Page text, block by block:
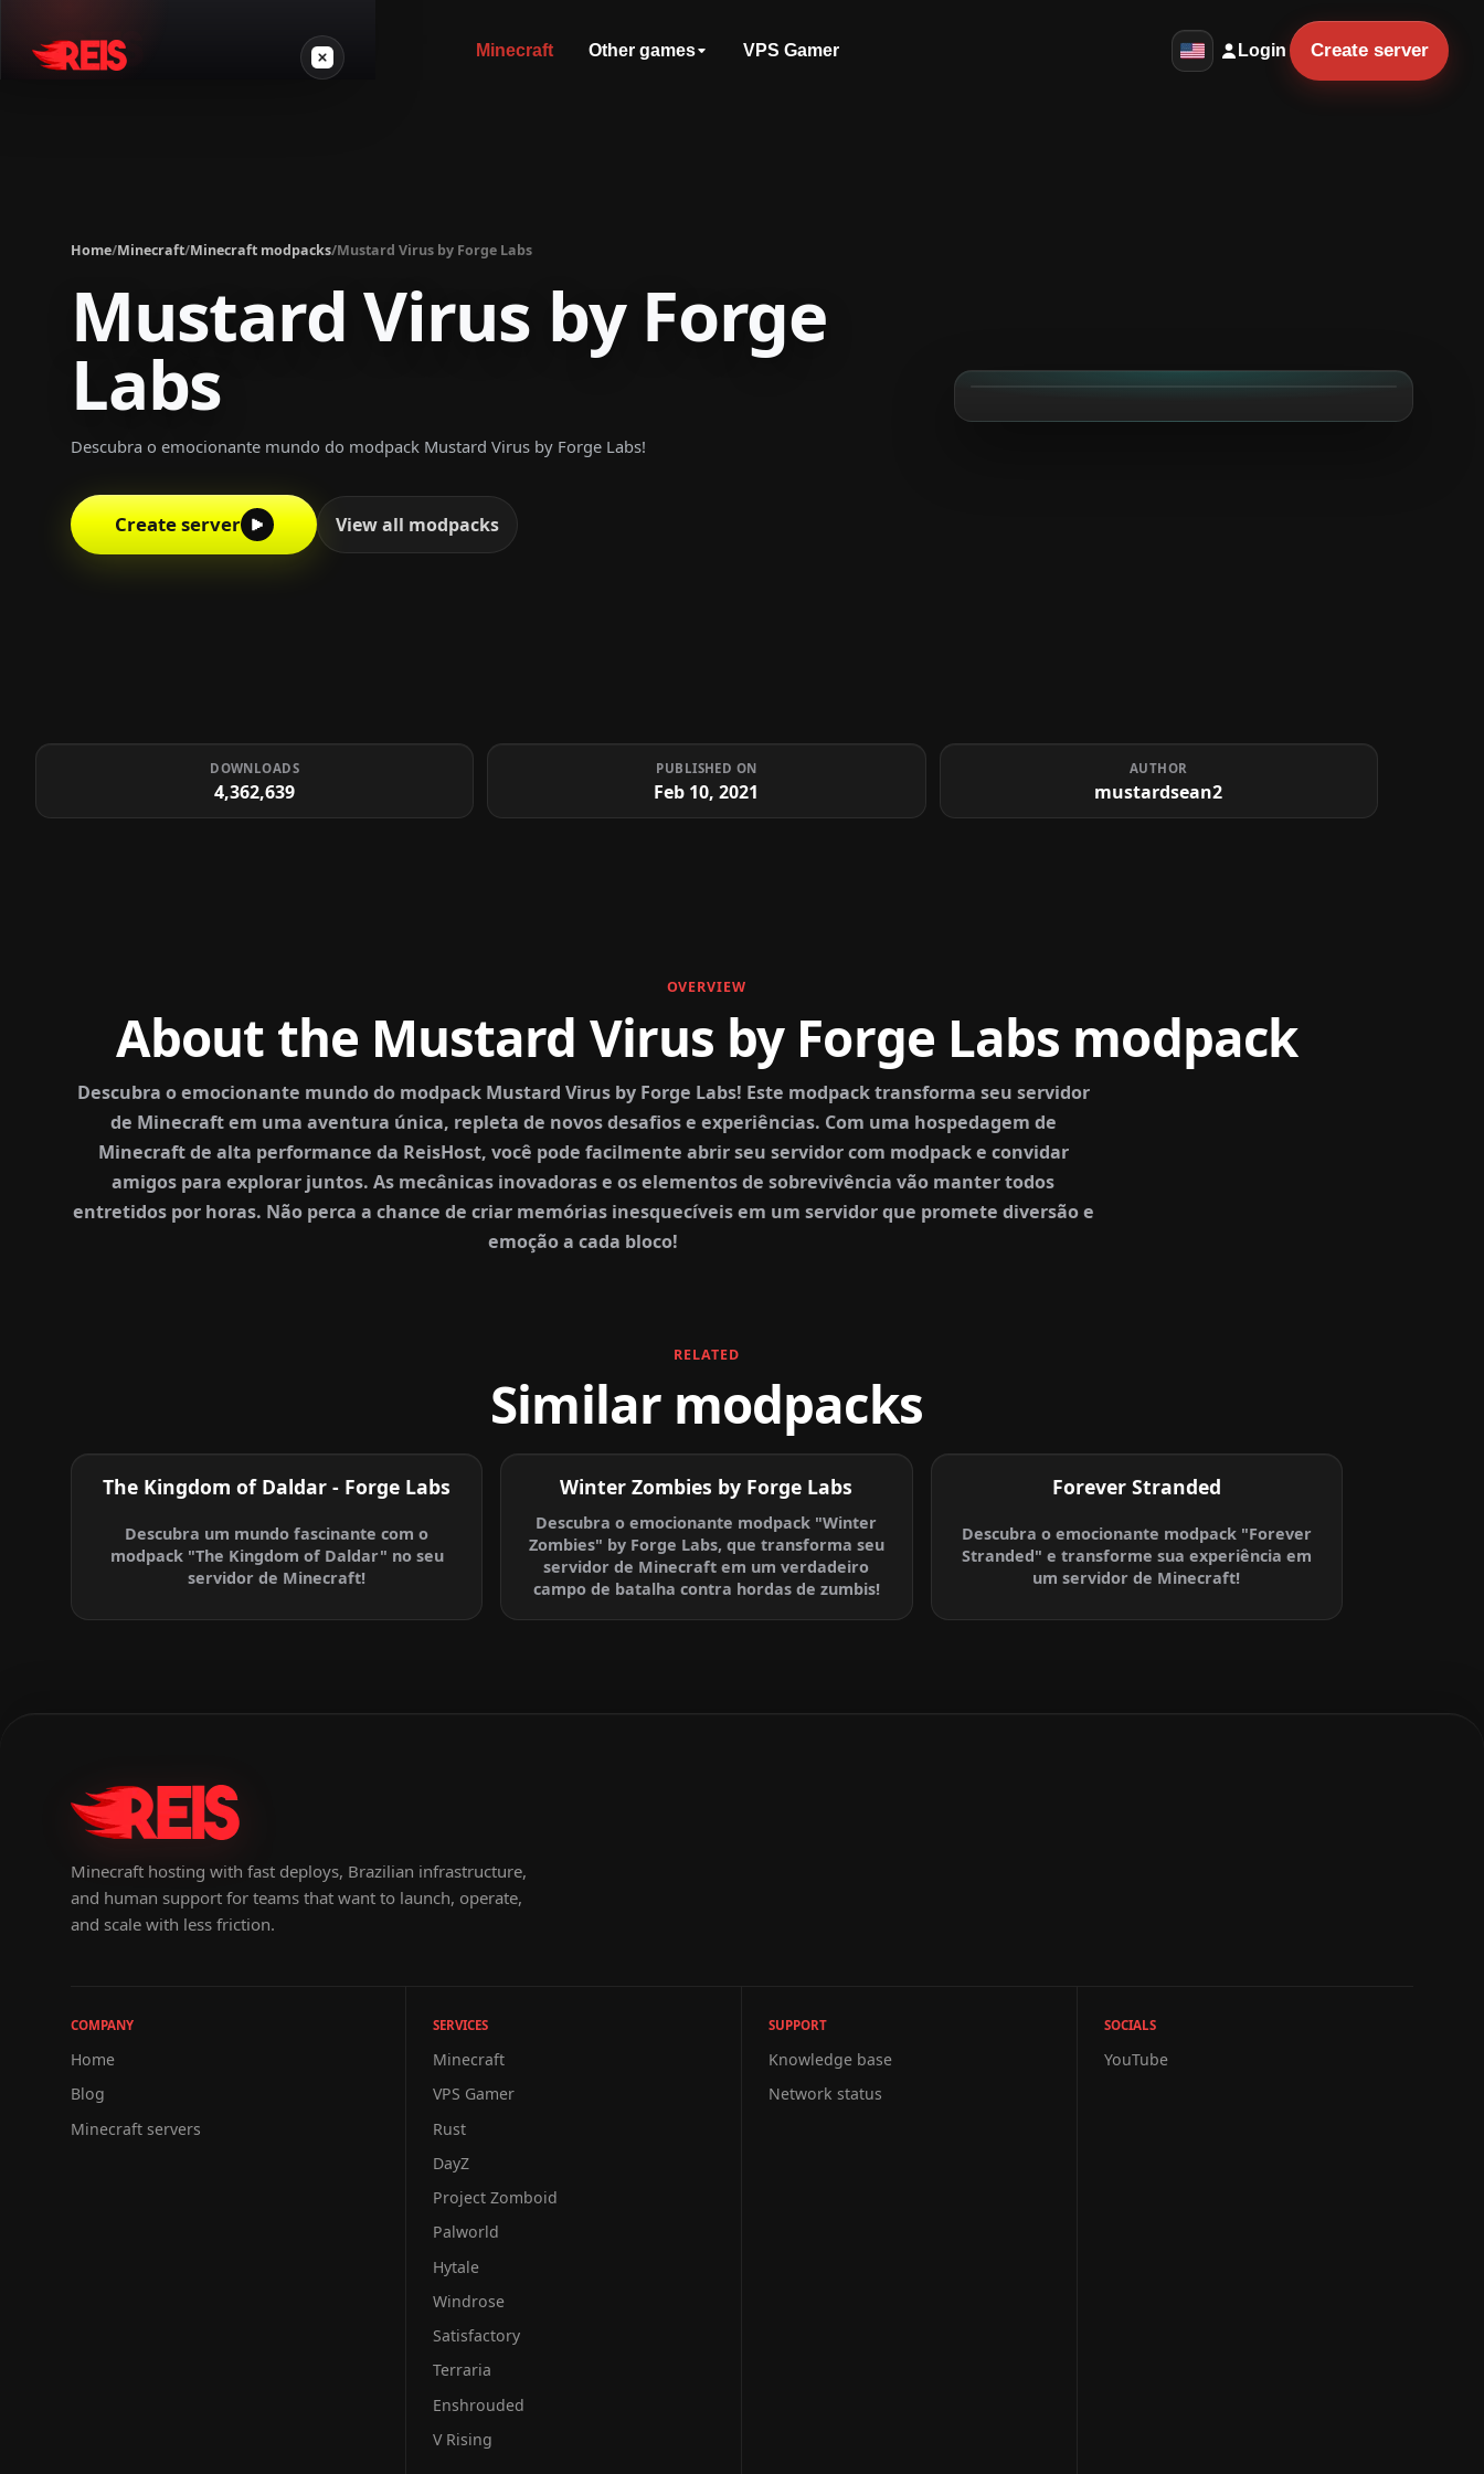
Minecraft Other games VPS Gamer Login Create server
Home/Minecraft/Minecraft modpacks/Mustard Virus by Forge Labs
Mustard Virus by Forge
Labs
Descubra o emocionante mundo do modpack Mustard Virus by Forge Labs!
Create server View all modpacks
DOWNLOADS
4,362,639
PUBLISHED ON
Feb 10, 2021
AUTHOR
mustardsean2
OVERVIEW
About the Mustard Virus by Forge Labs modpack
Descubra o emocionante mundo do modpack Mustard Virus by Forge Labs! Este modpack transforma seu servidor
de Minecraft em uma aventura única, repleta de novos desafios e experiências. Com uma hospedagem de
Minecraft de alta performance da ReisHost, você pode facilmente abrir seu servidor com modpack e convidar
amigos para explorar juntos. As mecânicas inovadoras e os elementos de sobrevivência vão manter todos
entretidos por horas. Não perca a chance de criar memórias inesquecíveis em um servidor que promete diversão e
emoção a cada bloco!
RELATED
Similar modpacks
The Kingdom of Daldar - Forge Labs
Descubra um mundo fascinante com o
modpack "The Kingdom of Daldar" no seu
servidor de Minecraft!
Winter Zombies by Forge Labs
Descubra o emocionante modpack "Winter
Zombies" by Forge Labs, que transforma seu
servidor de Minecraft em um verdadeiro
campo de batalha contra hordas de zumbis!
Forever Stranded
Descubra o emocionante modpack "Forever
Stranded" e transforme sua experiência em
um servidor de Minecraft!
Minecraft hosting with fast deploys, Brazilian infrastructure,
and human support for teams that want to launch, operate,
and scale with less friction.
COMPANY
Home
Blog
Minecraft servers
SERVICES
Minecraft
VPS Gamer
Rust
DayZ
Project Zomboid
Palworld
Hytale
Windrose
Satisfactory
Terraria
Enshrouded
V Rising
SUPPORT
Knowledge base
Network status
SOCIALS
YouTube